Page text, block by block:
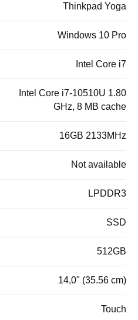
Thinkpad Yoga
Windows 10 Pro
Intel Core i7
Intel Core i7-10510U 1.80
GHz, 8 MB cache
16GB 2133MHz
Not available
LPDDR3
SSD
512GB
14,0" (35.56 cm)
Touch